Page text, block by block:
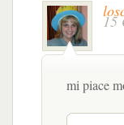
15
mi piace